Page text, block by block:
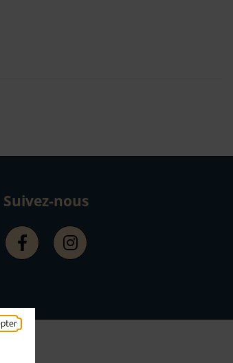
Suivez-nous
FacebookInstagram